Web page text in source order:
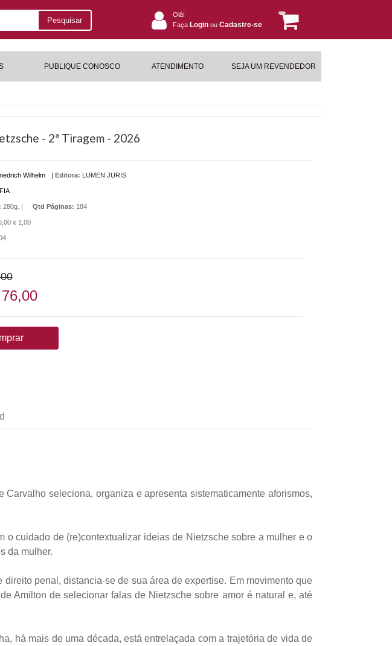
Pesquisar
Olá!
Faça Login ou Cadastre-se
PUBLIQUE CONOSCO ATENDIMENTO SEJA UM REVENDEDOR
- 2ª Tiragem - 2026
Wilhelm | Editora: LUMEN JURIS
280g. | Qtd Páginas: 184
x 1,00
seleciona, organiza e apresenta sistematicamente aforismos,
o cuidado de (re)contextualizar ideias de Nietzsche sobre a mulher e o
da mulher.
penal, distancia-se de sua área de expertise. Em movimento que
Amilton de selecionar falas de Nietzsche sobre amor é natural e, até
há mais de uma década, está entrelaçada com a trajetória de vida de